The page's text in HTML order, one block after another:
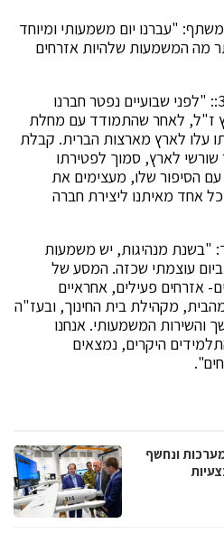
שנורמן תלמיד כיתה י'1 משתף: "עברנו יום משמעותי ומיוחד
מה המשמעות שלהיות אזרחים
הרב נריה מימון מחנך כיתה י'3:: "לפני שבועיים נפטר חברנו
ז"ל, לאחר שהתמודד עם מחלת
עלו לארץ מארצות הברית. קבלת
שורשי לארץ, סמוך לפטירתו
הסיפור שלו, מעצימים את
אחד מאיתנו ליצירת חברה
"בשנת מנהיגות, יש משמעות
עוצמתי שכזה. המסע של
אזרחים פעילים, אחראיים
מקהילת בית החינוך, ובעז"ה
והשירות המשמעותי. אנחנו
היקרים, נמצאים
ונחשף